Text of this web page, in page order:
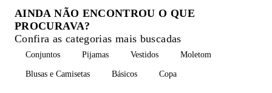
AINDA NÃO ENCONTROU O QUE
PROCURAVA?
Confira as categorias mais buscadas
Conjuntos Pijamas Vestidos Moletom
Blusas e Camisetas Básicos Copa